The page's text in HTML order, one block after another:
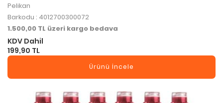
Pelikan
Barkodu : 4012700300072
1.500,00 TL üzeri kargo bedava
KDV Dahil
199,90 TL
Ürünü İncele